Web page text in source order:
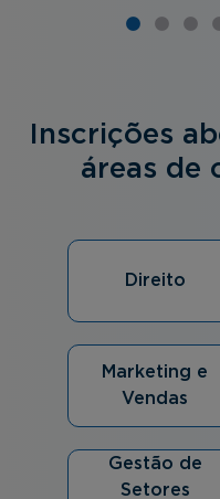
Inscrições
áreas de
Direito
Marketing e
Vendas
Gestão de
Setores